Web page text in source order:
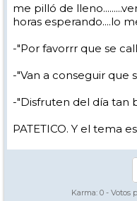
me pilló de
horas esperando....lo
-"Por favorrr que se
-"Van a conseguir que
-"Disfruten del día tan
PATETICO. Y el tema
Karma: 0 - Votos